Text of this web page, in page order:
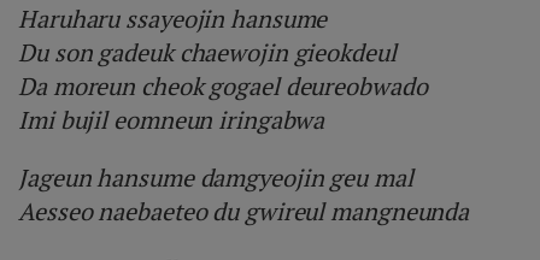
Haruharu ssayeojin hansume
Du son gadeuk chaewojin gieokdeul
Da moreun cheok gogael deureobwado
Imi bujil eomneun iringabwa
Jageun hansume damgyeojin geu mal
Aesseo naebaeteo du gwireul mangneunda